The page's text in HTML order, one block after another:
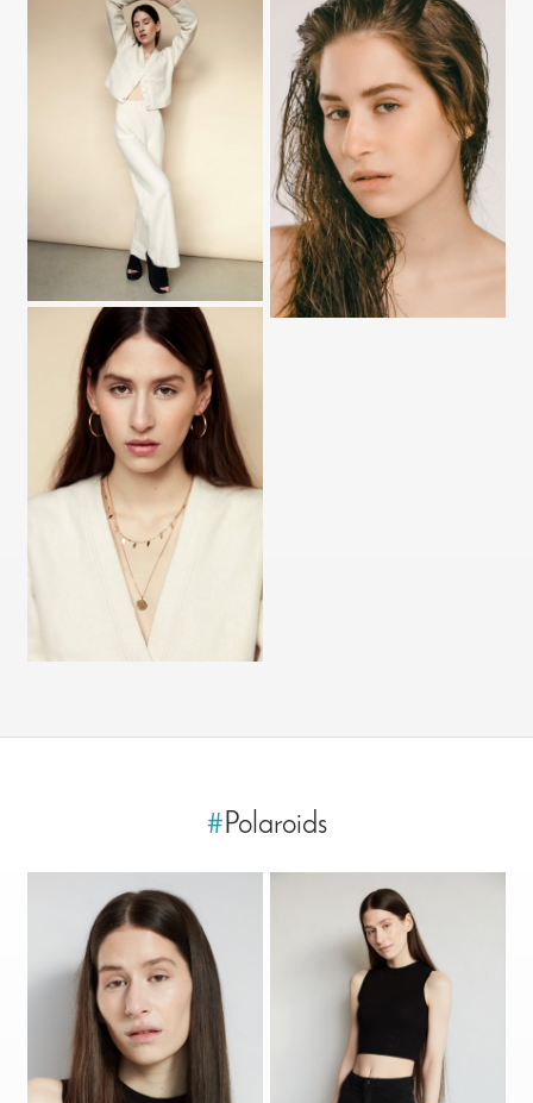
#Polaroids